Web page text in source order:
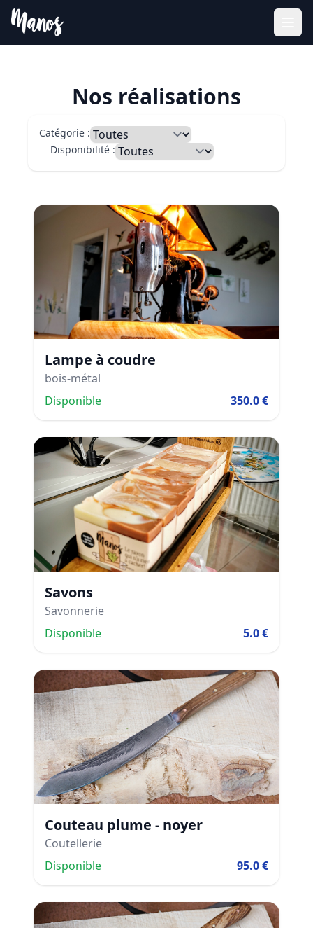
Nos réalisations
Catégorie :
Disponibilité :
Lampe à coudre
bois-métal
Disponible
350.0 €
Savons
Savonnerie
Disponible
5.0 €
Couteau plume - noyer
Coutellerie
Disponible
95.0 €